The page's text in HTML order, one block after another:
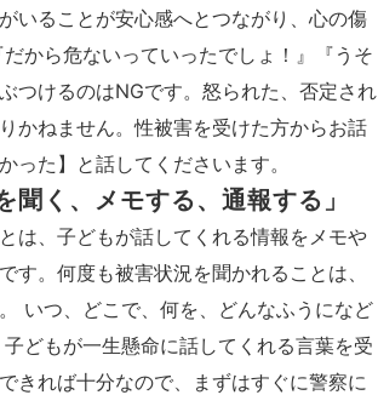
いることが安心感へとつながり、心の傷
から危ないっていったでしょ！』『うそ
つけるのはNGです。怒られた、否定され
かねません。性被害を受けた方からお話
った】と話してくださいます。
く、メモする、通報する」
は、子どもが話してくれる情報をメモや
。何度も被害状況を聞かれることは、
いつ、どこで、何を、どんなふうになど
どもが一生懸命に話してくれる言葉を受
きれば十分なので、まずはすぐに警察に